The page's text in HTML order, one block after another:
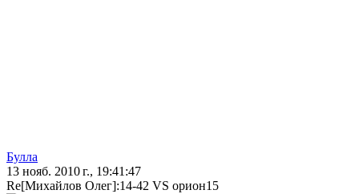
Булла
13 нояб. 2010 г., 19:41:47
Re[Михайлов Олег]:14-42 VS орион15